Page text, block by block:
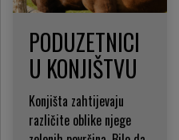
PODUZETNICI
U KONJIŠTVU
Konjišta zahtijevaju
različite oblike njege